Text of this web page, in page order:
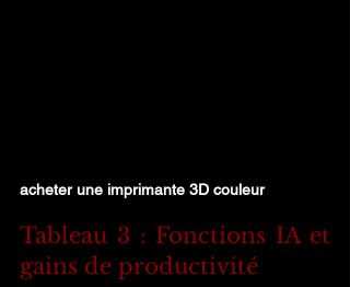
acheter une imprimante 3D couleur
Tableau 3 : Fonctions IA et
gains de productivité